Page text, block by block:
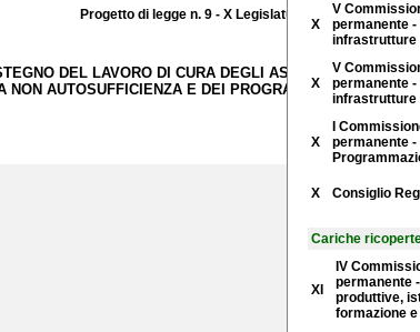
Progetto di legge n. 9 - X Legislatura
DEL LAVORO DI CURA DEGLI ASSISTENTI
NON AUTOSUFFICIENZA E DEI PROGRAMMI DI VITA
X
V
permanente
infrastrutture
X
V
permanente
infrastrutture
X
I
permanente -
X Consiglio
Cariche
XI
IV
permanente
produttive,
formazione